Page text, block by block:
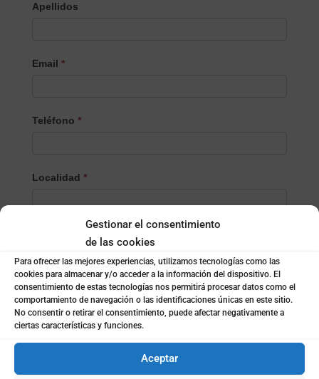
Gestionar el consentimiento
de las cookies
Para ofrecer las mejores experiencias, utilizamos tecnologías como las
cookies para almacenar y/o acceder a la información del dispositivo. El
consentimiento de estas tecnologías nos permitirá procesar datos como el
comportamiento de navegación o las identificaciones únicas en este sitio.
No consentir o retirar el consentimiento, puede afectar negativamente a
ciertas características y funciones.
Aceptar
Apellidos
Email *
Teléfono *
Localidad *
¿Empresa o particular?
Particular
Nombre de la empresa *
Subida de archivo (opcional)